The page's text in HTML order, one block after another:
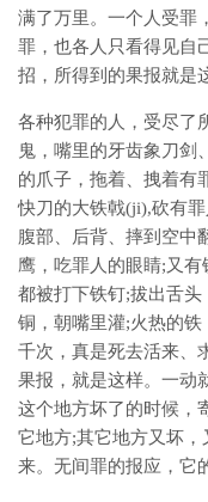
满了万里。一个人受罪
罪，也各人只看得见自
招，所得到的果报就是
各种犯罪的人，受尽了
鬼，嘴里的牙齿象刀剑
的爪子，拖着、拽着有
快刀的大铁戟(ji),砍有
腹部、后背、摔到空中
鹰，吃罪人的眼睛;又
都被打下铁钉;拔出舌
铜，朝嘴里灌;火热的
千次，真是死去活来、
果报，就是这样。一动
这个地方坏了的时候，
它地方;其它地方又坏
来。无间罪的报应，它